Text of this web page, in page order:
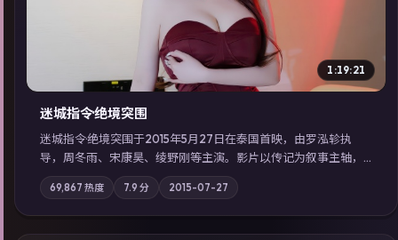
1:19:21
迷城指令·绝境突围
迷城指令·绝境突围于2015年5月27日在泰国首映，由罗泓轸执
导，周冬雨、宋康昊、绫野刚等主演。影片以传记为叙事主轴，
记忆碎片重组后，主角发现自己从未活过“真实”的一天；摄影与
配乐强化地域气质；站内亦可通过「国产免费观看高清电视剧在
线看」延展检索同类型高分佳作，畅享高清在线追剧体验。
69,867 热度 7.9 分 2015-07-27